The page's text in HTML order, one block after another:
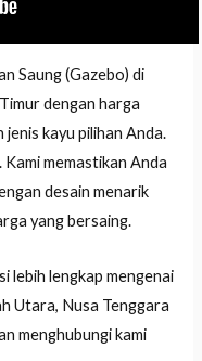
Saung (Gazebo) di
dengan harga
kayu pilihan Anda.
memastikan Anda
desain menarik
yang bersaing.
lebih lengkap mengenai
Utara, Nusa Tenggara
menghubungi kami